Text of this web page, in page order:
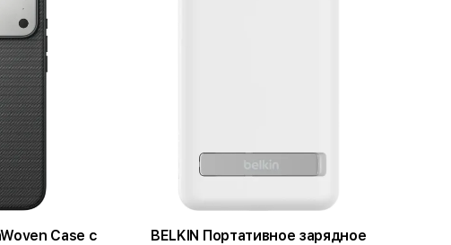
Case с
BELKIN Портативное зарядное